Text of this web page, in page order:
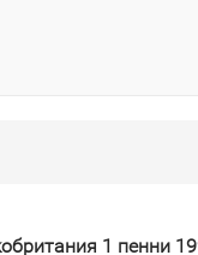
1 пенни